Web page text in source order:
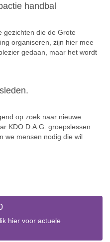
handbal
gezichten die de Grote
organiseren, zijn hier mee
gedaan, maar het wordt
op zoek naar nieuwe
KDO D.A.G. groepslessen
we mensen nodig die wil
hier voor actuele